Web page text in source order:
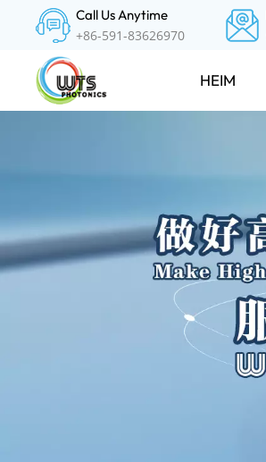
Call Us Anytime
+86-591-83626970
HEIM